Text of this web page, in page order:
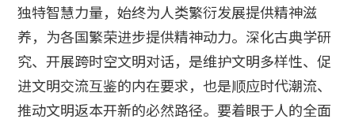
独特智慧力量，始终为人类繁衍发展提供精神滋
养，为各国繁荣进步提供精神动力。深化古典学研
究、开展跨时空文明对话，是维护文明多样性、促
进文明交流互鉴的内在要求，也是顺应时代潮流、
推动文明返本开新的必然路径。要着眼于人的全面